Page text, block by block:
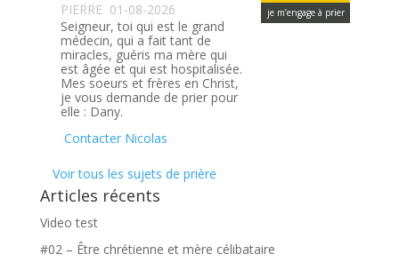
je m’engage à prier
PIERRE 01-08-2026
Seigneur, toi qui est le grand
médecin, qui a fait tant de
miracles, guéris ma mère qui
est âgée et qui est hospitalisée.
Mes soeurs et frères en Christ,
je vous demande de prier pour
elle : Dany.
Contacter Nicolas
Voir tous les sujets de prière
Articles récents
Video test
#02 – Être chrétienne et mère célibataire